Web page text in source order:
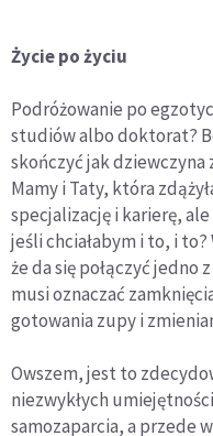
Życie po życiu
Podróżowanie po
studiów albo doktorat?
skończyć jak dziewczyna
Mamy i Taty, która
specjalizację i karierę, ale
jeśli chciałabym i to, i
że da się połączyć jedno
musi oznaczać
gotowania zupy i
Owszem, jest to
niezwykłych
samozaparcia, a przede